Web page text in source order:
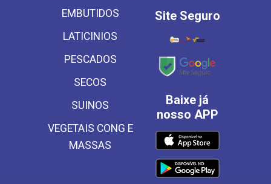
EMBUTIDOS
LATICINIOS
PESCADOS
SECOS
SUINOS
VEGETAIS CONG E
MASSAS
Site Seguro
Baixe já
nosso APP